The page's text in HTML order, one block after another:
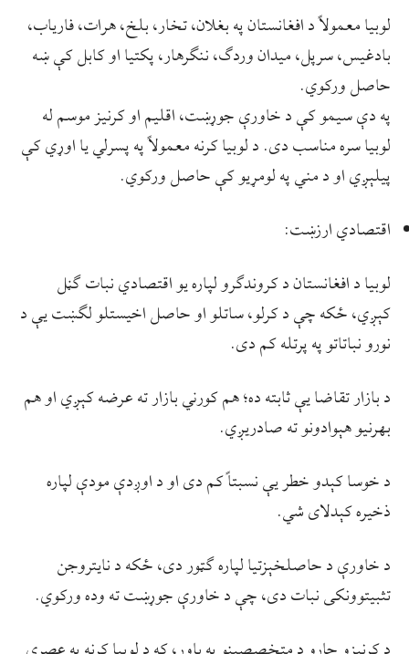
لوبیا معمولاً د افغانستان په بغلان، تخار، بلخ، هرات، فاریاب،
بادغیس، سرپل، میدان وردګ، ننګرهار، پکتیا او کابل کې ښه
حاصل ورکوي.
په دې سیمو کې د خاورې جوړښت، اقلیم او کرنیز موسم له
لوبیا سره مناسب دی. د لوبیا کرنه معمولاً په پسرلي یا اوړي کې
پیلېږي او د مني په لومړیو کې حاصل ورکوي.
اقتصادي ارزښت:
لوبیا د افغانستان د کروندګرو لپاره یو اقتصادي نبات ګڼل
کېږي، ځکه چې د کرلو، ساتلو او حاصل اخیستلو لګښت یې د
نورو نباتاتو په پرتله کم دی.
د بازار تقاضا یې ثابته ده؛ هم کورني بازار ته عرضه کېږي او هم
بهرنیو هېوادونو ته صادریږي.
د خوسا کېدو خطر یې نسبتاً کم دی او د اوږدې مودې لپاره
ذخیره کېدلای شي.
د خاورې د حاصلخېزتیا لپاره ګټور دی، ځکه د نایتروجن
تثبیتوونکی نبات دی، چې د خاورې جوړښت ته وده ورکوي.